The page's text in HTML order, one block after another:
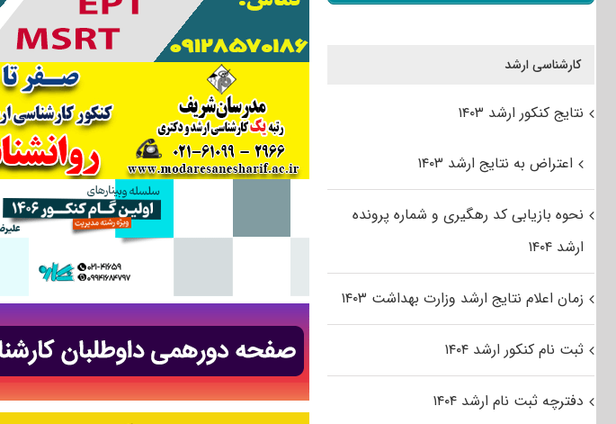
کارشناسی ارشد
نتایج کنکور ارشد ۱۴۰۳
اعتراض به نتایج ارشد ۱۴۰۳
نحوه بازیابی کد رهگیری و شماره پرونده
ارشد ۱۴۰۴
زمان اعلام نتایج ارشد وزارت بهداشت ۱۴۰۳
ثبت نام کنکور ارشد ۱۴۰۴
دفترچه ثبت نام ارشد ۱۴۰۴